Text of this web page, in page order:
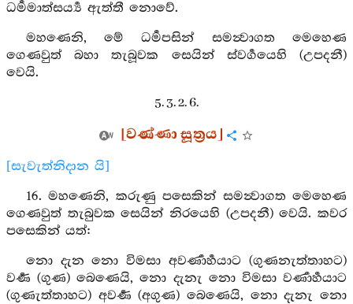
ධර්‍මමාත්සර්‍ය්‍ය ඇත්තී නොවේ.
මහණෙනි, මේ ධර්‍මපසින් සමන්‍වාගත මෙහෙණ
ගෙණවුත් බහා තැබූවක සෙයින් ස්වර්‍ගයෙහි (උපදනී)
වෙයි.
5. 3. 2. 6.
[වණ්ණා සූත්‍රය]
[සැවැත්නිදාන යි]
16. මහණෙනි, කරුණු පසෙකින් සමන්‍වාගත මෙහෙණ
ගෙණවුත් තැබුවක සෙයින් නිරයෙහි (උපදනී) වෙයි. කවර
පසෙකින් යත්:
නො දැන නො විමසා අවර්‍ණාර්‍හයාට (ගුණනැත්තාහට)
වර්‍ණ (ගුණ) බෙණෙයි, නො දැනැ නො විමසා වර්‍ණාර්‍හයාට
(ගුණැත්තාහට) අවර්‍ණ (අගුණ) බෙණෙයි, නො දැනැ නො